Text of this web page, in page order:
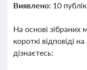
Виявлено: 10
На основі зібраних
короткі відповіді
дізнаєтесь: